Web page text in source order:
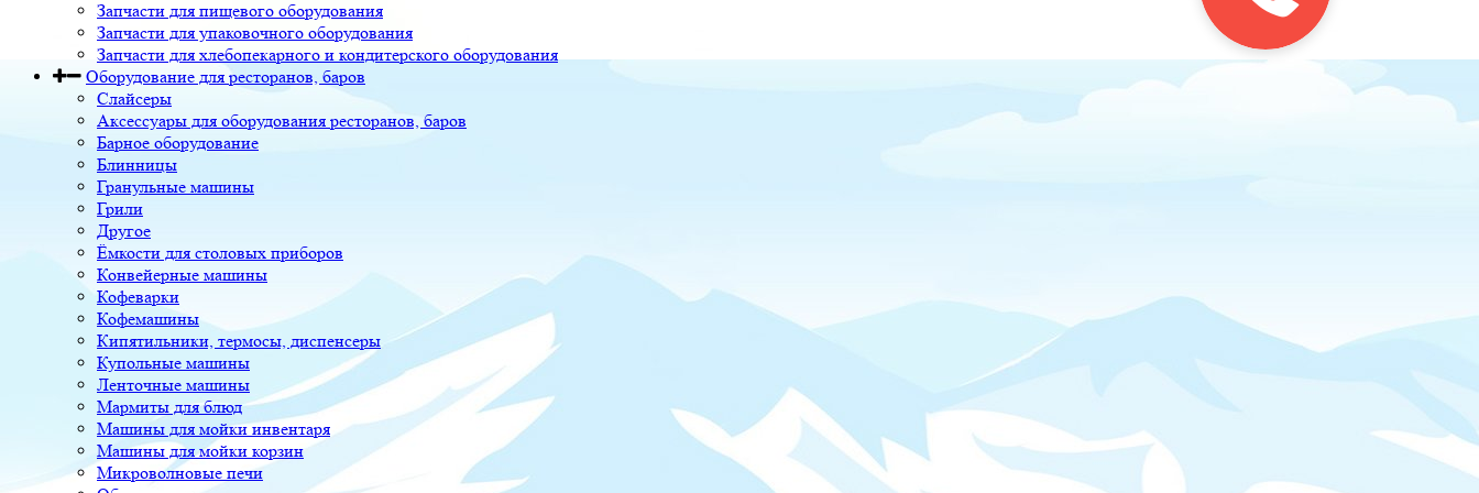
Запчасти для пищевого оборудования
Запчасти для упаковочного оборудования
Запчасти для хлебопекарного и кондитерского оборудования
Оборудование для ресторанов, баров
Слайсеры
Аксессуары для оборудования ресторанов, баров
Барное оборудование
Блинницы
Гранульные машины
Грили
Другое
Ёмкости для столовых приборов
Конвейерные машины
Кофеварки
Кофемашины
Кипятильники, термосы, диспенсеры
Купольные машины
Ленточные машины
Мармиты для блюд
Машины для мойки инвентаря
Машины для мойки корзин
Микроволновые печи